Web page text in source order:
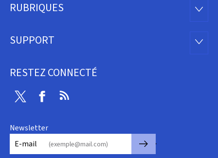
Pied
page
RUBRIQUES
SUPPORT
RESTEZ CONNECTÉ
Twitter Facebook
Newsletter
E-mail
🡒